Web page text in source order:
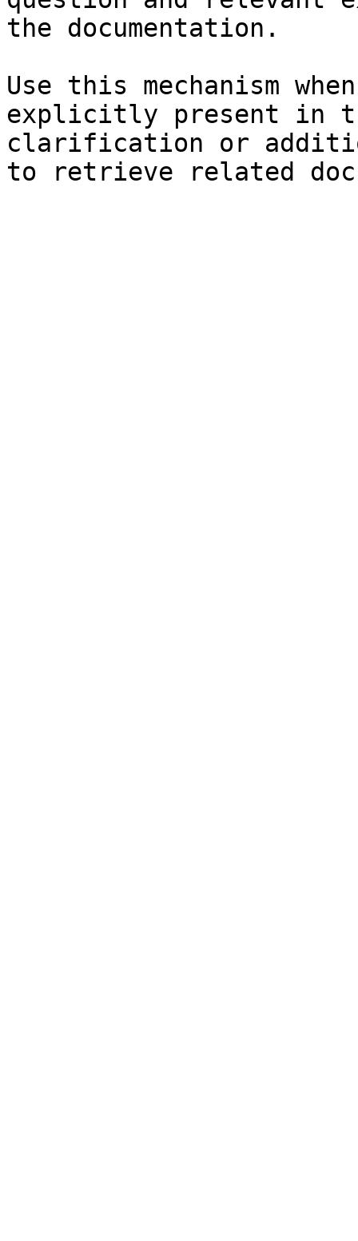
the documentation.
Use this mechanism
explicitly present in
clarification or